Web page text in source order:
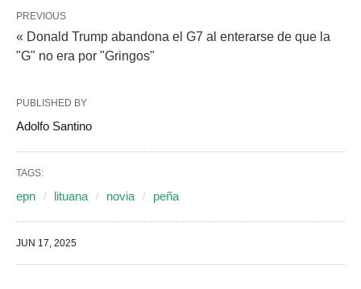
PREVIOUS
« Donald Trump abandona el G7 al enterarse de que la
"G" no era por "Gringos"
PUBLISHED BY
Adolfo Santino
TAGS:
epn lituana novia peña
JUN 17, 2025